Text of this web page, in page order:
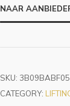
NAAR
SKU:
CATEGORY: